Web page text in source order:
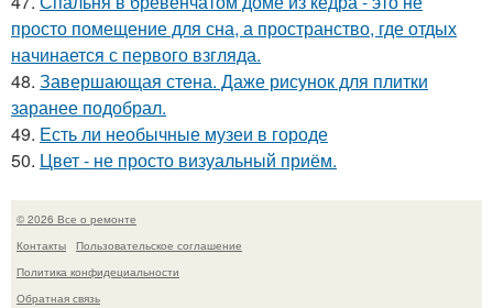
просто помещение для сна, а пространство, где отдых
начинается с первого взгляда.
48. Завершающая стена. Даже рисунок для плитки
заранее подобрал.
49. Есть ли необычные музеи в городе
50. Цвет - не просто визуальный приём.
© 2026 Все о ремонте
Контакты
Пользовательское соглашение
Политика конфидециальности
Обратная связь